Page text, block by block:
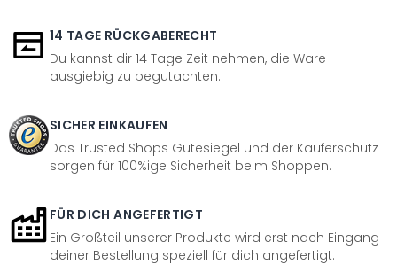
14 TAGE RÜCKGABERECHT
Du kannst dir 14 Tage Zeit nehmen, die Ware
ausgiebig zu begutachten.
SICHER EINKAUFEN
Das Trusted Shops Gütesiegel und der Käuferschutz
sorgen für 100%ige Sicherheit beim Shoppen.
FÜR DICH ANGEFERTIGT
Ein Großteil unserer Produkte wird erst nach Eingang
deiner Bestellung speziell für dich angefertigt.